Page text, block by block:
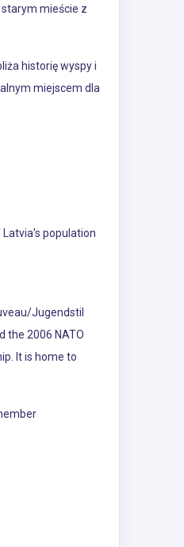
mieście z
historię wyspy i
miejscem dla
population
Jugendstil
the 2006 NATO
It is home to